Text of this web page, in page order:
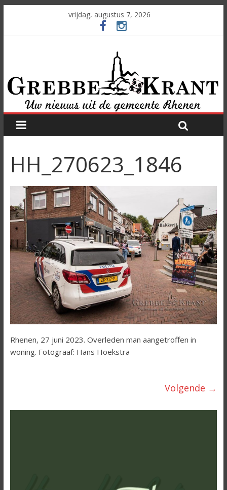
vrijdag, augustus 7, 2026
HH_270623_1846
Rhenen, 27 juni 2023. Overleden man aangetroffen in
woning. Fotograaf: Hans Hoekstra
Volgende →